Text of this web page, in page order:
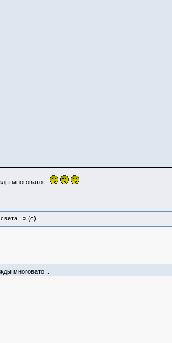
многовато...
(c)
многовато...